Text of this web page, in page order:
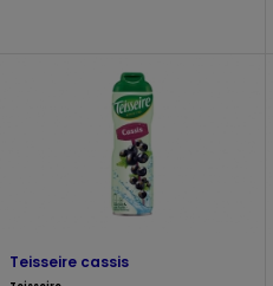
Teisseire cassis